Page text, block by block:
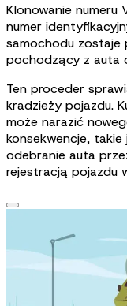
Klonowanie
numer
samochodu zostaje
pochodzący z auta
Ten proceder
kradzieży pojazdu.
może narazić
konsekwencje,
odebranie auta
rejestracją pojazdu